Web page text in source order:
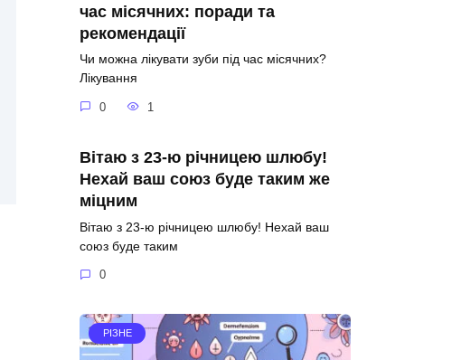
час місячних: поради та
рекомендації
Чи можна лікувати зуби під час місячних?
Лікування
0 1
Вітаю з 23-ю річницею шлюбу!
Нехай ваш союз буде таким же
міцним
Вітаю з 23-ю річницею шлюбу! Нехай ваш
союз буде таким
0
РІЗНЕ